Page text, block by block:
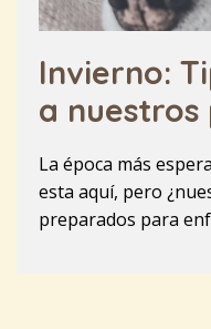
Invierno:
a
La época más
esta aquí, pero
preparados para